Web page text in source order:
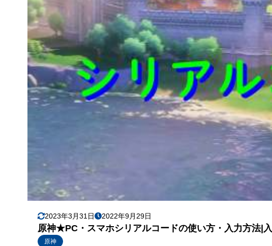
2023年3月31日 2022年9月29日
原神★PC・スマホシリアルコードの使い方・入力方法|
原神